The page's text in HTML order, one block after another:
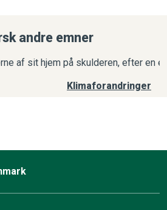
andre emner
Klimaforandringer